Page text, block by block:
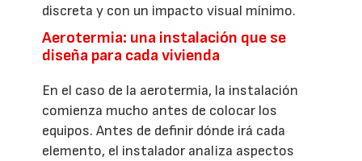
discreta y con un impacto visual mínimo.
Aerotermia: una instalación que se
diseña para cada vivienda
En el caso de la aerotermia, la instalación
comienza mucho antes de colocar los
equipos. Antes de definir dónde irá cada
elemento, el instalador analiza aspectos